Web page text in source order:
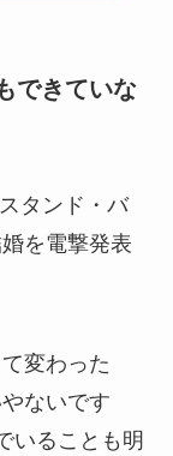
できていな
タンド・バ
を電撃発表
変わった
ないです
いることも明